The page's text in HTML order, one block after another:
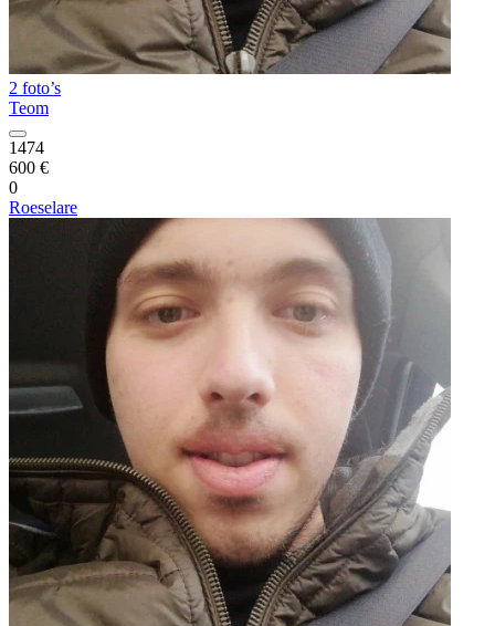
2 foto’s
Teom
1474
600 €
0
Roeselare